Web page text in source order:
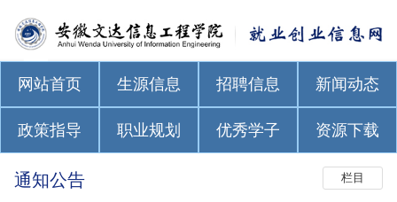
网站首页 生源信息 招聘信息 新闻动态
政策指导 职业规划 优秀学子 资源下载
栏目
通知公告